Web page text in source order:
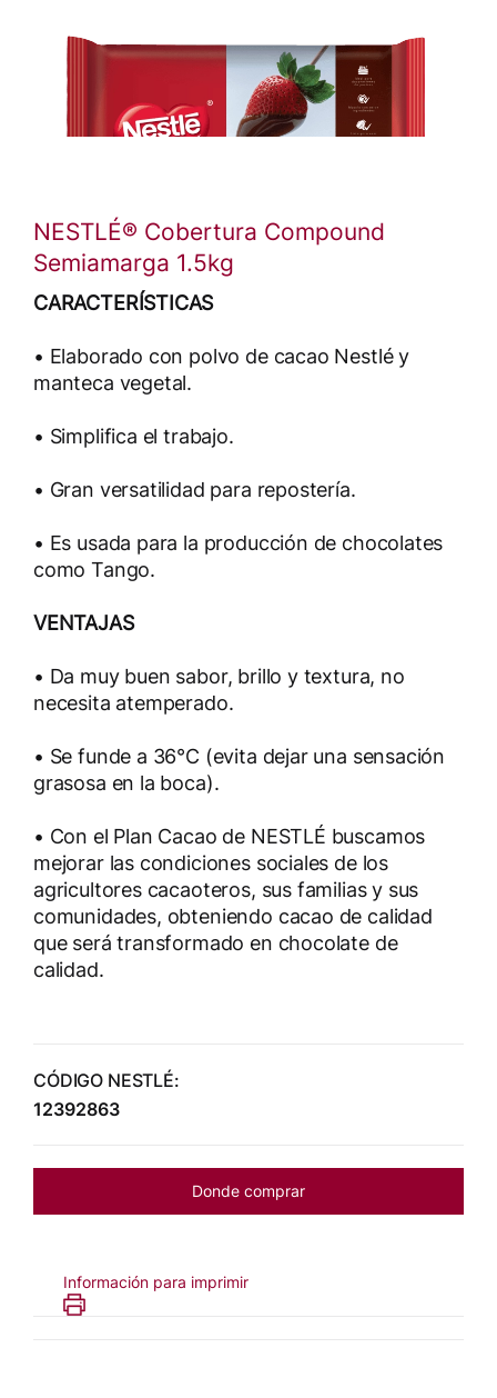
NESTLÉ® Cobertura Compound
Semiamarga 1.5kg
CARACTERÍSTICAS
• Elaborado con polvo de cacao Nestlé y
manteca vegetal.
• Simplifica el trabajo.
• Gran versatilidad para repostería.
• Es usada para la producción de chocolates
como Tango.
VENTAJAS
• Da muy buen sabor, brillo y textura, no
necesita atemperado.
• Se funde a 36°C (evita dejar una sensación
grasosa en la boca).
• Con el Plan Cacao de NESTLÉ buscamos
mejorar las condiciones sociales de los
agricultores cacaoteros, sus familias y sus
comunidades, obteniendo cacao de calidad
que será transformado en chocolate de
calidad.
CÓDIGO NESTLÉ:
12392863
Donde comprar
Información para imprimir